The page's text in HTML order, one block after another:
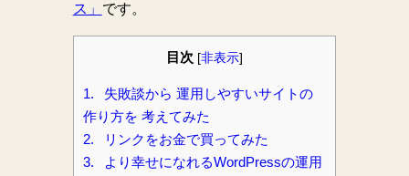
ス」 です。
目次 [非表示]
1.
失敗談から 運用しやすいサイトの
作り方を 考えてみた
2.
リンクをお金で買ってみた
3.
より幸せになれるWordPressの運用